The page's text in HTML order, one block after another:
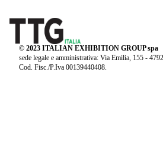
© 2023 ITALIAN EXHIBITION GROUP spa
sede legale e amministrativa: Via Emilia, 155 -
Cod. Fisc./P.Iva 00139440408.